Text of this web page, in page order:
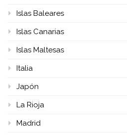
Islas Baleares
Islas Canarias
Islas Maltesas
Italia
Japón
La Rioja
Madrid